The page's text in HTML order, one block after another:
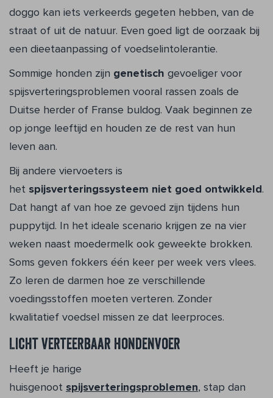
doggo kan iets verkeerds gegeten hebben, van de
straat of uit de natuur. Even goed ligt de oorzaak bij
een dieetaanpassing of voedselintolerantie.
Sommige honden zijn genetisch gevoeliger voor
spijsverteringsproblemen vooral rassen zoals de
Duitse herder of Franse buldog. Vaak beginnen ze
op jonge leeftijd en houden ze de rest van hun
leven aan.
Bij andere viervoeters is
het spijsverteringssysteem niet goed ontwikkeld.
Dat hangt af van hoe ze gevoed zijn tijdens hun
puppytijd. In het ideale scenario krijgen ze na vier
weken naast moedermelk ook geweekte brokken.
Soms geven fokkers één keer per week vers vlees.
Zo leren de darmen hoe ze verschillende
voedingsstoffen moeten verteren. Zonder
kwalitatief voedsel missen ze dat leerproces.
Licht verteerbaar hondenvoer
Heeft je harige
huisgenoot spijsverteringsproblemen, stap dan